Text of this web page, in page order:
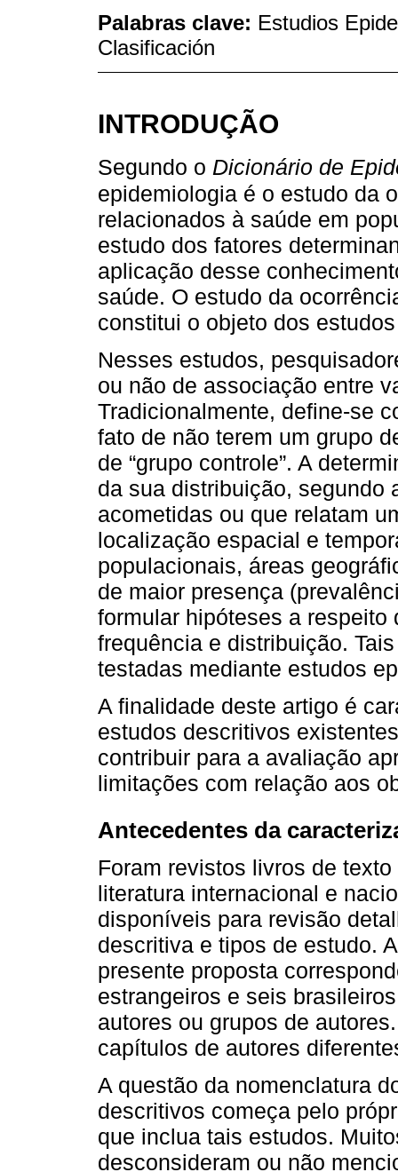
Palabras clave: Estudios
Clasificación
INTRODUÇÃO
Segundo o Dicionário de
epidemiologia é o estudo da
relacionados à saúde em
estudo dos fatores
aplicação desse
saúde. O estudo da
constitui o objeto dos
Nesses estudos,
ou não de associação entre
Tradicionalmente, define-se
fato de não terem um grupo
de “grupo controle”. A
da sua distribuição, segundo
acometidas ou que relatam
localização espacial e
populacionais, áreas
de maior presença
formular hipóteses a
frequência e distribuição.
testadas mediante estudos
A finalidade deste artigo é
estudos descritivos
contribuir para a avaliação
limitações com relação aos
Antecedentes da
Foram revistos livros de
literatura internacional e
disponíveis para revisão
descritiva e tipos de estudo.
presente proposta
estrangeiros e seis
autores ou grupos de
capítulos de autores
A questão da nomenclatura
descritivos começa pelo
que inclua tais estudos.
desconsideram ou não